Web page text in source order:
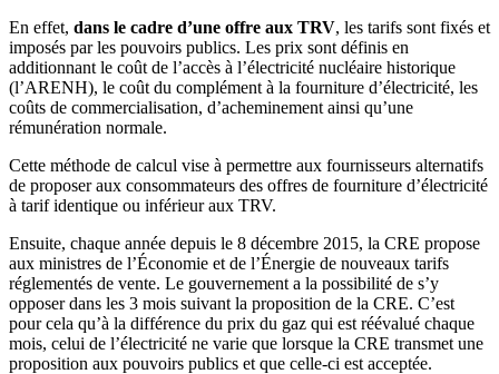
En effet, dans le cadre d’une offre aux TRV, les tarifs sont fixés et
imposés par les pouvoirs publics. Les prix sont définis en
additionnant le coût de l’accès à l’électricité nucléaire historique
(l’ARENH), le coût du complément à la fourniture d’électricité, les
coûts de commercialisation, d’acheminement ainsi qu’une
rémunération normale.
Cette méthode de calcul vise à permettre aux fournisseurs alternatifs
de proposer aux consommateurs des offres de fourniture d’électricité
à tarif identique ou inférieur aux TRV.
Ensuite, chaque année depuis le 8 décembre 2015, la CRE propose
aux ministres de l’Économie et de l’Énergie de nouveaux tarifs
réglementés de vente. Le gouvernement a la possibilité de s’y
opposer dans les 3 mois suivant la proposition de la CRE. C’est
pour cela qu’à la différence du prix du gaz qui est réévalué chaque
mois, celui de l’électricité ne varie que lorsque la CRE transmet une
proposition aux pouvoirs publics et que celle-ci est acceptée.